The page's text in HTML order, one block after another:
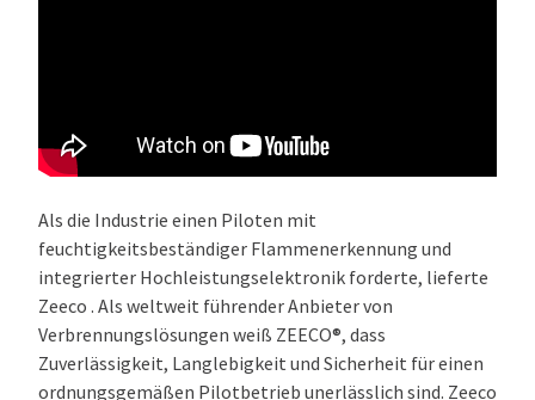
Als die Industrie einen Piloten mit
feuchtigkeitsbeständiger Flammenerkennung und
integrierter Hochleistungselektronik forderte, lieferte
Zeeco . Als weltweit führender Anbieter von
Verbrennungslösungen weiß ZEECO®, dass
Zuverlässigkeit, Langlebigkeit und Sicherheit für einen
ordnungsgemäßen Pilotbetrieb unerlässlich sind. Zeeco